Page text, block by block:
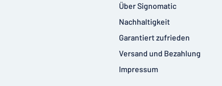
Über Signomatic
Nachhaltigkeit
Garantiert zufrieden
Versand und Bezahlung
Impressum